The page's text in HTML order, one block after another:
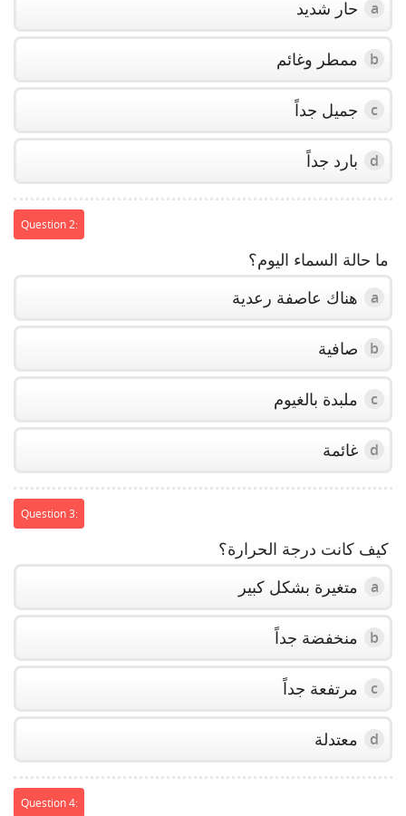
a حار شديد
b ممطر وغائم
c جميل جداً
d بارد جداً
Question 2:
ما حالة السماء اليوم؟
a هناك عاصفة رعدية
b صافية
c ملبدة بالغيوم
d غائمة
Question 3:
كيف كانت درجة الحرارة؟
a متغيرة بشكل كبير
b منخفضة جداً
c مرتفعة جداً
d معتدلة
Question 4: